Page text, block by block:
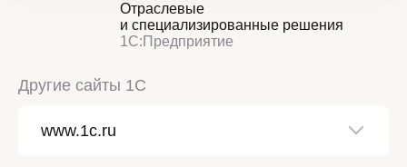
Отраслевые
и специализированные решения
1С:Предприятие
Другие сайты 1С